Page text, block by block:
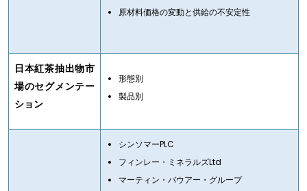
原材料価格の変動と供給の不安定性
日本紅茶抽出物市
場のセグメンテー
ション
形態別
製品別
シンソマーPLC
フィンレー・ミネラルズLtd
マーティン・バウアー・グループ